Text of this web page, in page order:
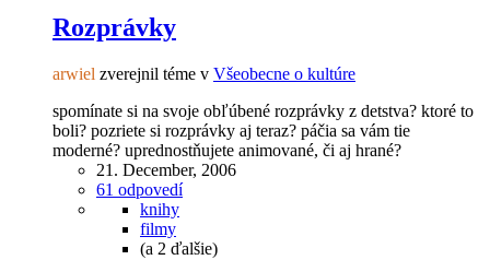
Rozprávky
arwiel zverejnil téme v Všeobecne o kultúre
spomínate si na svoje obľúbené rozprávky z detstva? ktoré to
boli? pozriete si rozprávky aj teraz? páčia sa vám tie
moderné? uprednostňujete animované, či aj hrané?
21. December, 2006
61 odpovedí
knihy
filmy
(a 2 ďalšie)